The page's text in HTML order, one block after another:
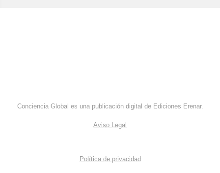
Conciencia Global es una publicación digital de Ediciones Erenar.
Aviso Legal
Política de privacidad